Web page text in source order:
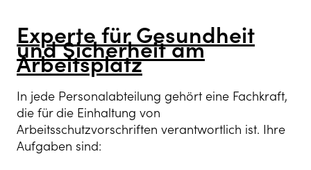
Experte für Gesundheit
und Sicherheit am
Arbeitsplatz
In jede Personalabteilung gehört eine Fachkraft,
die für die Einhaltung von
Arbeitsschutzvorschriften verantwortlich ist. Ihre
Aufgaben sind: